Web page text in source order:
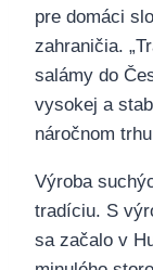
pre domáci
zahraničia.
salámy do
vysokej a
náročnom
Výroba
tradíciu. S
sa začalo v